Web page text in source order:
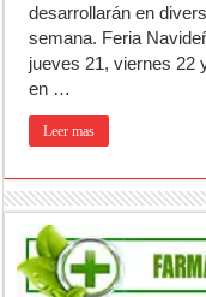
desarrollarán en
semana. Feria
jueves 21, viernes 22
en …
Leer mas